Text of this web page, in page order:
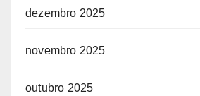
dezembro 2025
novembro 2025
outubro 2025